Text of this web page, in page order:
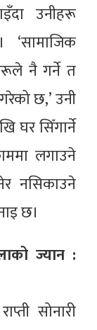
उनीहरू
‘सामाजिक
नै गर्ने त
छ,’ उनी
घर सिँगार्ने
लगाउने
नसिकाउने
छ।
ज्यान :
सोनारी